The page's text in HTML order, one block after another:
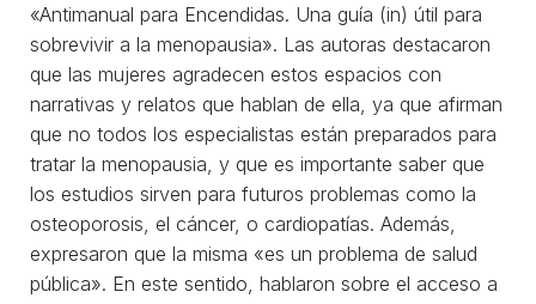
«Antimanual para Encendidas. Una guía (in) útil para
sobrevivir a la menopausia». Las autoras destacaron
que las mujeres agradecen estos espacios con
narrativas y relatos que hablan de ella, ya que afirman
que no todos los especialistas están preparados para
tratar la menopausia, y que es importante saber que
los estudios sirven para futuros problemas como la
osteoporosis, el cáncer, o cardiopatías. Además,
expresaron que la misma «es un problema de salud
pública». En este sentido, hablaron sobre el acceso a